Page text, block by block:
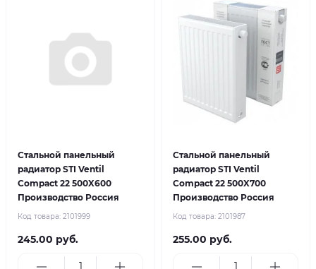
Стальной панельный
радиатор STI Ventil
Compact 22 500X600
Производство Россия
Код товара: 2101999
245.00 руб.
Стальной панельный
радиатор STI Ventil
Compact 22 500X700
Производство Россия
Код товара: 2101987
255.00 руб.